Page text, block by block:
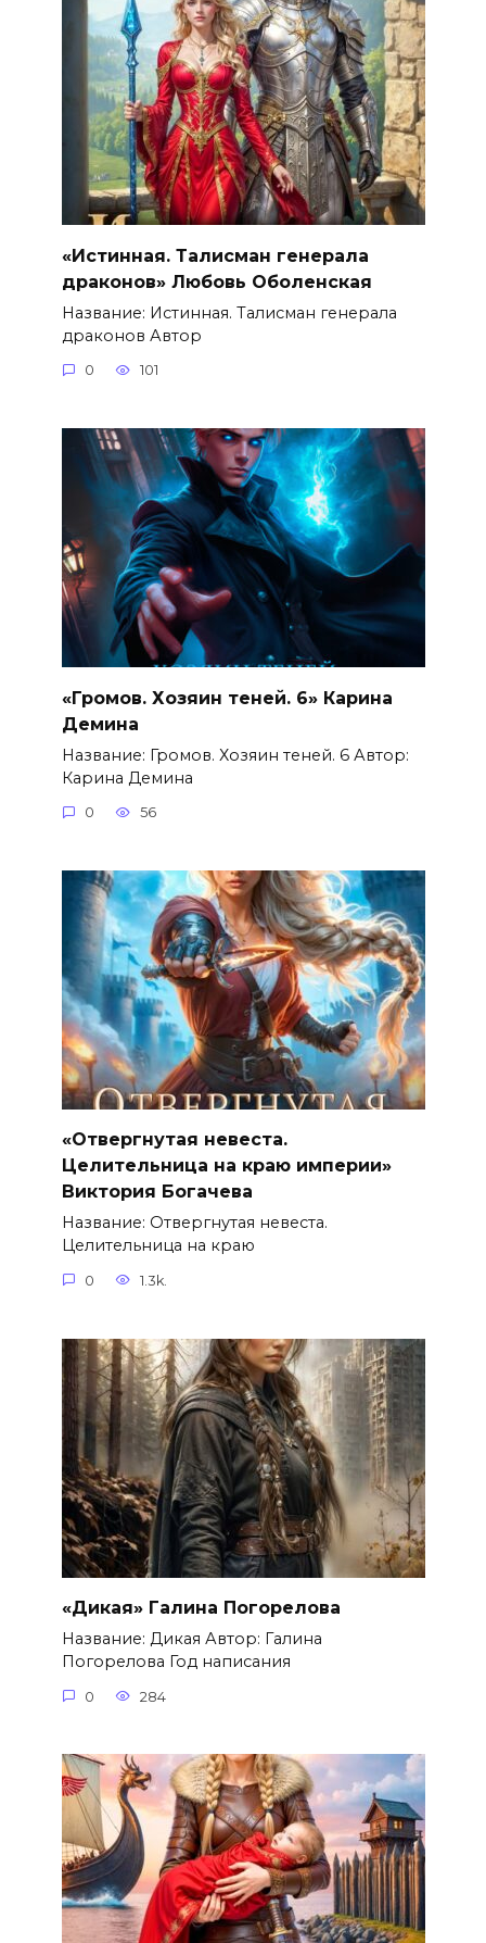
«Истинная. Талисман генерала
драконов» Любовь Оболенская
Название: Истинная. Талисман генерала
драконов Автор
0 101
«Громов. Хозяин теней. 6» Карина
Демина
Название: Громов. Хозяин теней. 6 Автор:
Карина Демина
0 56
«Отвергнутая невеста.
Целительница на краю империи»
Виктория Богачева
Название: Отвергнутая невеста.
Целительница на краю
0 1.3k.
«Дикая» Галина Погорелова
Название: Дикая Автор: Галина
Погорелова Год написания
0 284